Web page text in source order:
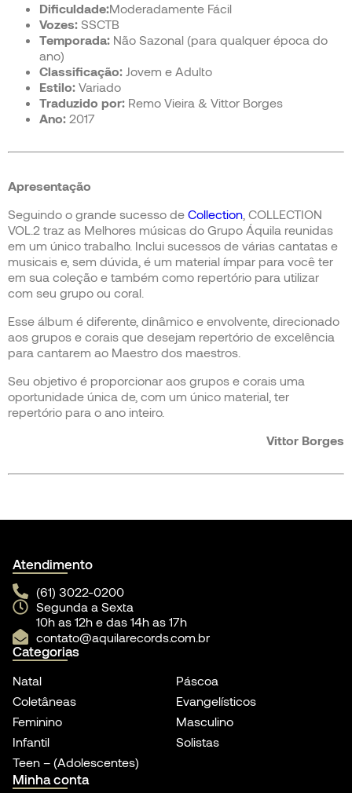
Dificuldade:Moderadamente Fácil
Vozes: SSCTB
Temporada: Não Sazonal (para qualquer época do
ano)
Classificação: Jovem e Adulto
Estilo: Variado
Traduzido por: Remo Vieira & Vittor Borges
Ano: 2017
Apresentação
Seguindo o grande sucesso de Collection , COLLECTION
VOL.2 traz as Melhores músicas do Grupo Áquila reunidas
em um único trabalho. Inclui sucessos de várias cantatas e
musicais e, sem dúvida, é um material ímpar para você ter
em sua coleção e também como repertório para utilizar
com seu grupo ou coral.
Esse álbum é diferente, dinâmico e envolvente, direcionado
aos grupos e corais que desejam repertório de excelência
para cantarem ao Maestro dos maestros.
Seu objetivo é proporcionar aos grupos e corais uma
oportunidade única de, com um único material, ter
repertório para o ano inteiro.
Vittor Borges
Atendimento
(61) 3022-0200
Segunda a Sexta
10h as 12h e das 14h as 17h
contato@aquilarecords.com.br
Categorias
Natal
Páscoa
Coletâneas
Evangelísticos
Feminino
Masculino
Infantil
Solistas
Teen – (Adolescentes)
Minha conta